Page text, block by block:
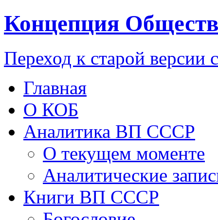
Концепция
Переход к старой версии
Главная
О КОБ
Аналитика ВП СССР
О текущем моменте
Аналитические
Книги ВП СССР